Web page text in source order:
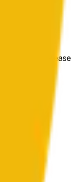
it will
bnb-usd. Please